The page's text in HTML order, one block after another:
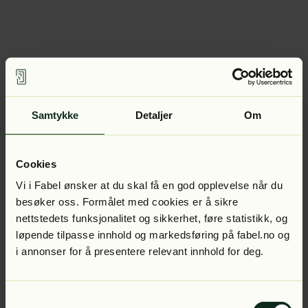
Samtykke Detaljer Om
Cookies
Vi i Fabel ønsker at du skal få en god opplevelse når du
besøker oss. Formålet med cookies er å sikre
nettstedets funksjonalitet og sikkerhet, føre statistikk, og
løpende tilpasse innhold og markedsføring på fabel.no og
i annonser for å presentere relevant innhold for deg.